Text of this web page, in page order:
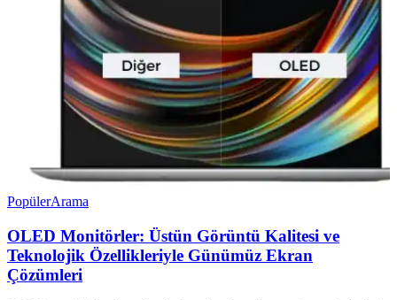
PopülerArama
OLED Monitörler: Üstün Görüntü Kalitesi ve
Teknolojik Özellikleriyle Günümüz Ekran
Çözümleri